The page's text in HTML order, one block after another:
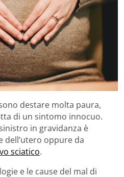
destare molta paura,
di un sintomo innocuo.
in gravidanza è
dell’utero oppure da
sciatico.
e le cause del mal di